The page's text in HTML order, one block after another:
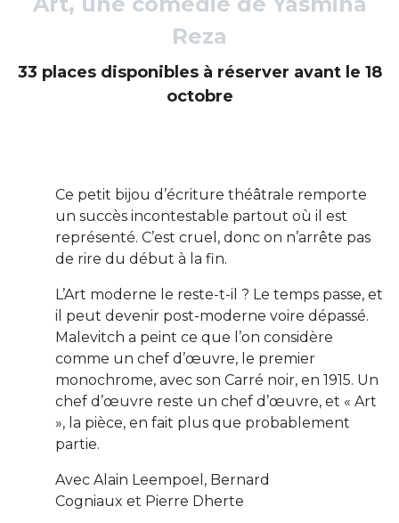
Reza
33 places disponibles à réserver avant le 18
octobre
Ce petit bijou d’écriture théâtrale remporte
un succès incontestable partout où il est
représenté. C’est cruel, donc on n’arrête pas
de rire du début à la fin.
L’Art moderne le reste-t-il ? Le temps passe, et
il peut devenir post-moderne voire dépassé.
Malevitch a peint ce que l’on considère
comme un chef d’œuvre, le premier
monochrome, avec son Carré noir, en 1915. Un
chef d’œuvre reste un chef d’œuvre, et « Art
», la pièce, en fait plus que probablement
partie.
AvecAlain Leempoel , Bernard
Cogniaux et Pierre Dherte